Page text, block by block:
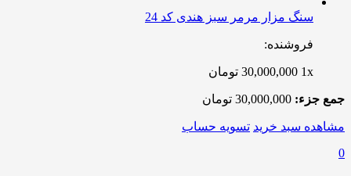
سنگ مزار مرمر سبز هندی کد 24
فروشنده:
1x
30,000,000 تومان
جمع جزء: 30,000,000 تومان
مشاهده سبد خرید تسویه حساب
0